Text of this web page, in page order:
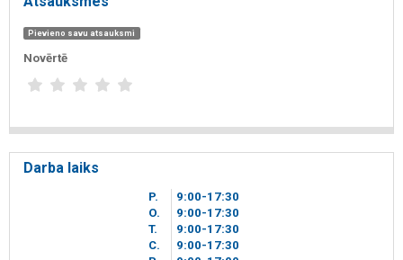
Pievieno savu atsauksmi
Novērtē
Darba laiks
P. 9 00-17 30
O.
9 00-17 30
T.
9 00-17 30
C.
9 00-17 30